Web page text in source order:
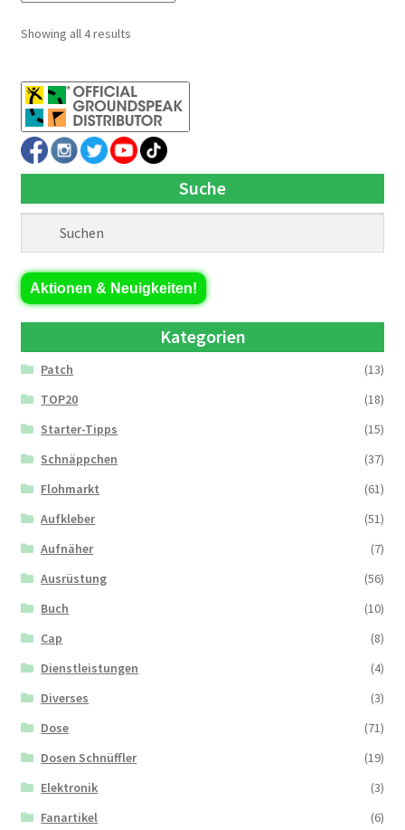
Showing all 4 results
Suche
Aktionen & Neuigkeiten!
Kategorien
Patch
(13)
TOP20
(18)
Starter-Tipps
(15)
Schnäppchen
(37)
Flohmarkt
(61)
Aufkleber
(51)
Aufnäher
(7)
Ausrüstung
(56)
Buch
(10)
Cap
(8)
Dienstleistungen
(4)
Diverses
(3)
Dose
(71)
Dosen Schnüffler
(19)
Elektronik
(3)
Fanartikel
(6)